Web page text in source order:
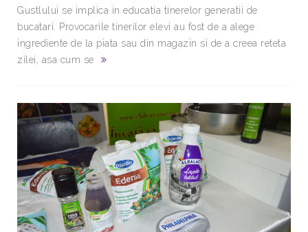
Gustlului se implica in educatia tinerelor generatii de
bucatari. Provocarile tinerilor elevi au fost de a alege
ingrediente de la piata sau din magazin si de a creea reteta
zilei, asa cum se